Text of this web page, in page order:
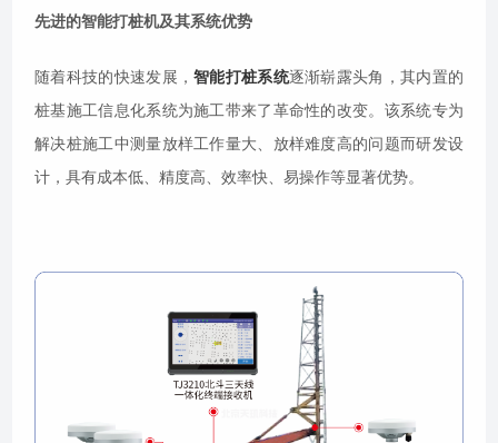
先进的智能打桩机及其系统优势
随着科技的快速发展，智能打桩系统逐渐崭露头角，其内置的
桩基施工信息化系统为施工带来了革命性的改变。该系统专为
解决桩施工中测量放样工作量大、放样难度高的问题而研发设
计，具有成本低、精度高、效率快、易操作等显著优势。